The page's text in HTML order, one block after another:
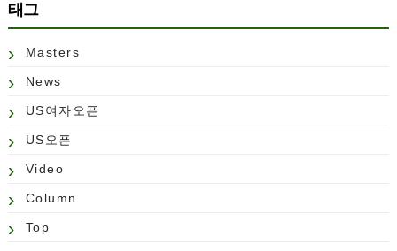
태그
Masters
News
US여자오픈
US오픈
Video
Column
Top